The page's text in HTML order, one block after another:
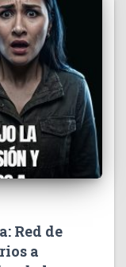
Red de
a